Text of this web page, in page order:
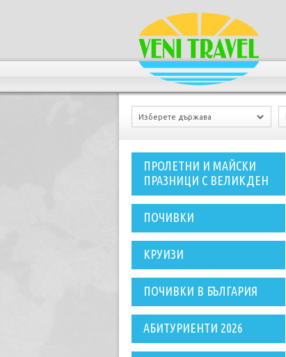
ПРОЛЕТНИ И МАЙСКИ
ПРАЗНИЦИ С ВЕЛИКДЕН
ПОЧИВКИ
КРУИЗИ
ПОЧИВКИ В БЪЛГАРИЯ
АБИТУРИЕНТИ 2026